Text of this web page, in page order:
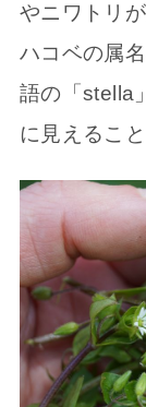
やニワトリ
ハコベの属名
語の「stella
に見えるこ